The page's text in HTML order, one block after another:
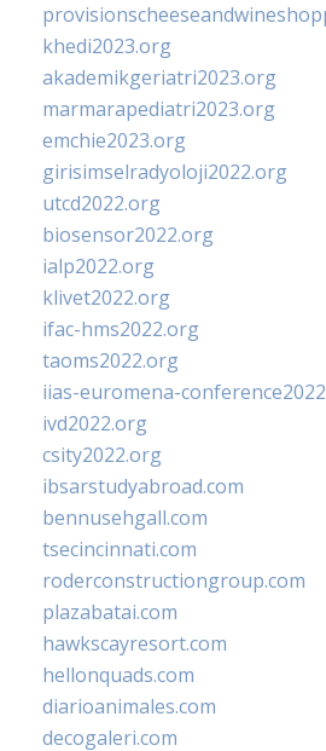
khedi2023.org
akademikgeriatri2023.org
marmarapediatri2023.org
emchie2023.org
girisimselradyoloji2022.org
utcd2022.org
biosensor2022.org
ialp2022.org
klivet2022.org
ifac-hms2022.org
taoms2022.org
iias-euromena-
ivd2022.org
csity2022.org
ibsarstudyabroad.com
bennusehgall.com
tsecincinnati.com
roderconstructiongroup.com
plazabatai.com
hawkscayresort.com
hellonquads.com
diarioanimales.com
decogaleri.com